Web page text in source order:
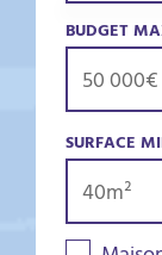
BUDGET
SURFACE